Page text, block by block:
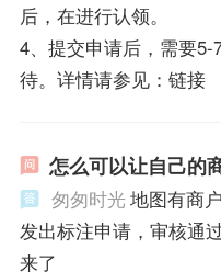
后，在进行认领。
4、提交申请后，需要
待。详情请参见：链接
怎么可以让自己的
匆匆时光地图有商
发出标注申请，审核通
来了